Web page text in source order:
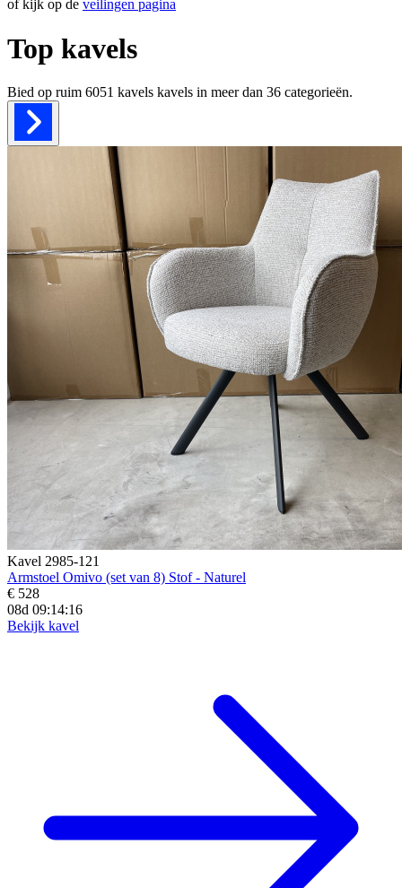
of kijk op de veilingen pagina
Top kavels
Bied op ruim 6051 kavels kavels in meer dan 36 categorieën.
Kavel 2985-121
Armstoel Omivo (set van 8) Stof - Naturel
€ 528
08d 09:14:15
Bekijk kavel